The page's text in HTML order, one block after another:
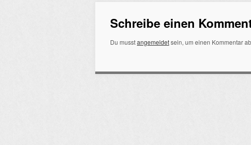
Schreibe einen
Du musstangemeldetsein, um einen Kommentar